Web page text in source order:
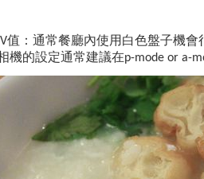
值：通常餐廳內使用白色盤子機會
機的設定通常建議在p-mode or a-